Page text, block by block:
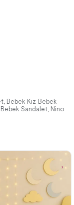
, Bebek Kız Bebek
Bebek Sandalet, Nino